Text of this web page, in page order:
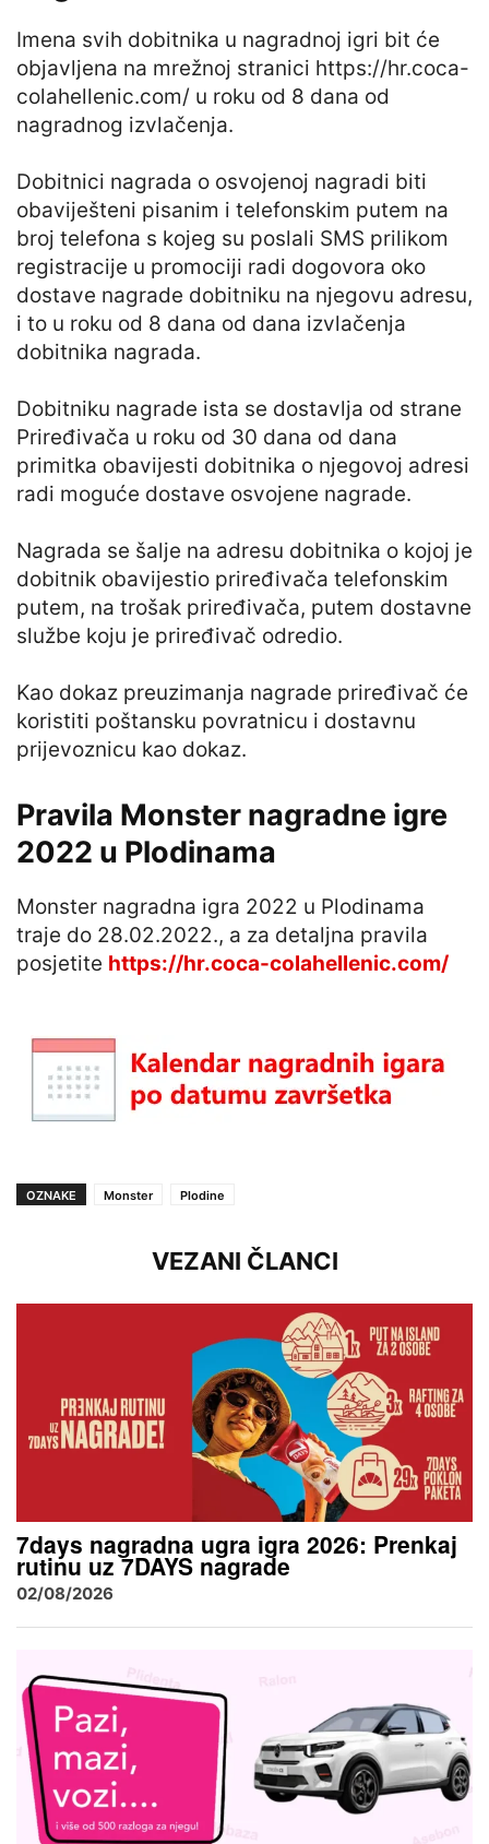
Imena svih dobitnika u nagradnoj igri bit će
objavljena na mrežnoj stranici https://hr.coca-
colahellenic.com/ u roku od 8 dana od
nagradnog izvlačenja.
Dobitnici nagrada o osvojenoj nagradi biti
obaviješteni pisanim i telefonskim putem na
broj telefona s kojeg su poslali SMS prilikom
registracije u promociji radi dogovora oko
dostave nagrade dobitniku na njegovu adresu,
i to u roku od 8 dana od dana izvlačenja
dobitnika nagrada.
Dobitniku nagrade ista se dostavlja od strane
Priređivača u roku od 30 dana od dana
primitka obavijesti dobitnika o njegovoj adresi
radi moguće dostave osvojene nagrade.
Nagrada se šalje na adresu dobitnika o kojoj je
dobitnik obavijestio priređivača telefonskim
putem, na trošak priređivača, putem dostavne
službe koju je priređivač odredio.
Kao dokaz preuzimanja nagrade priređivač će
koristiti poštansku povratnicu i dostavnu
prijevoznicu kao dokaz.
Pravila Monster nagradne igre
2022 u Plodinama
Monster nagradna igra 2022 u Plodinama
traje do 28.02.2022., a za detaljna pravila
posjetite https://hr.coca-colahellenic.com/
OZNAKE Monster Plodine
VEZANI ČLANCI
7days nagradna ugra igra 2026: Prenkaj
rutinu uz 7DAYS nagrade
02/08/2026